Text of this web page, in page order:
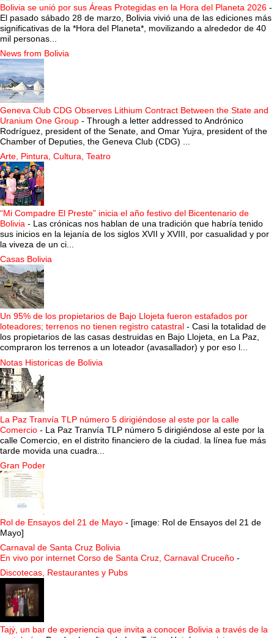
Bolivia se unió por sus Áreas Protegidas en la Hora del Planeta 2026 -
El pasado sábado 28 de marzo, Bolivia vivió una de las ediciones más
significativas de la *Hora del Planeta*, movilizando a alrededor de 40
mil personas...
News from Bolivia
Geneva Club CDG Observes Lithium Contract Between the State and
Uranium One Group - Through a letter addressed to Andrónico
Rodríguez, president of the Senate, and Omar Yujra, president of the
Chamber of Deputies, the Geneva Club (CDG) ...
Arte, Pintura, Cultura, Teatro
“Mi Compadre El Preste” inicia el año festivo del Bicentenario de
Bolivia - Las crónicas nos hablan de una tradición que habría tenido
sus inicios en la lejanía de los siglos XVII y XVIII, por casualidad y por
la viveza de un ci...
Casas Bolivia
Un 95% de los propietarios de Bajo Llojeta fueron estafados por
loteadores; terrenos no tienen registro catastral - Casi la totalidad de
los propietarios de las casas destruidas en Bajo Llojeta, en La Paz,
compraron los terrenos a un loteador (avasallador) y por eso l...
Notas Historicas de Bolivia
La Paz Tranvía TLP número 5 dirigiéndose al este por la calle
Comercio - La Paz Tranvía TLP número 5 dirigiéndose al este por la
calle Comercio, en el distrito financiero de la ciudad. la línea fue más
tarde movida una cuadra...
Gran Poder
Rol de Ensayos del 21 de Mayo - [image: Rol de Ensayos del 21 de
Mayo]
Carnaval de Santa Cruz Bolivia
En vivo por internet Corso de Santa Cruz, Carnaval Cruceño -
Discotecas, Restaurantes y Pubs
Tajý, un bar de experiencia que invita a conocer Bolivia a través de la